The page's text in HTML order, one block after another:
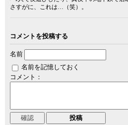
さすがに、これは…（笑）。
コメントを投稿する
名前
名前を記憶しておく
コメント：